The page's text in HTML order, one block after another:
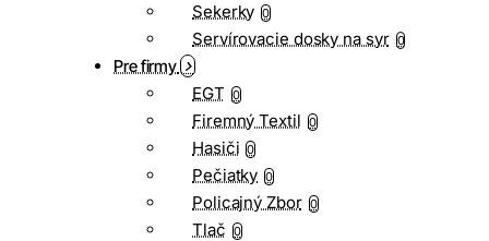
Sekerky 0
Servírovacie dosky na syr 0
Pre firmy
EGT 0
Firemný Textil 0
Hasiči 0
Pečiatky 0
Policajný Zbor 0
Tlač 0